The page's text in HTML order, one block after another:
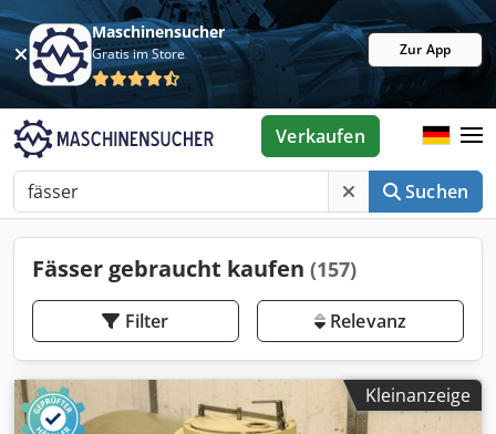
Maschinensucher
Gratis im Store Zur App
Suchen
Verkaufen
Fässer gebraucht kaufen (157)
Filter Relevanz
Kleinanzeige